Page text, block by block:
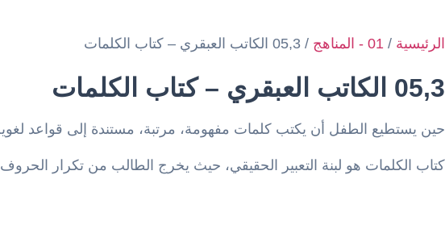
الرئيسية / 01 - المناهج / 05,3 الكاتب العبقري – كتاب الكلمات
05,3 الكاتب العبقري – كتاب الكلمات
حين يستطيع الطفل أن يكتب كلمات مفهومة، مرتبة، مستندة إلى قواعد
كتاب الكلمات هو لبنة التعبير الحقيقي، حيث يخرج الطالب من تكرار